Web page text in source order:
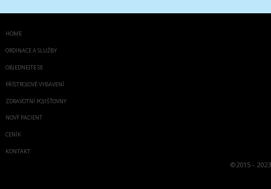
HOME
ORDINACE A SLUŽBY
OBJEDNEJTE SE
PŘÍSTROJOVÉ VYBAVENÍ
ZDRAVOTNÍ POJIŠŤOVNY
NOVÝ PACIENT
CENÍK
KONTAKT
©2015 - 2023